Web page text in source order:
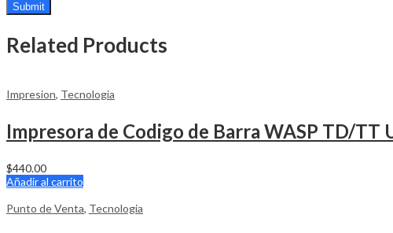
Related Products
Impresion, Tecnologia
Impresora de Codigo de Barra WASP TD/TT
$440.00
Añadir al carrito
Punto de Venta, Tecnologia